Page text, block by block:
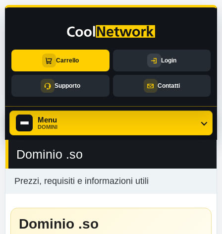
Carrello Login
Supporto Contatti
Menu
DOMINI
Dominio .so
Prezzi, requisiti e informazioni utili
Dominio .so